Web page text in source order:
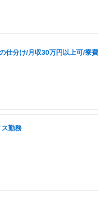
仕分け/月収30万円以上可/寮
勤務